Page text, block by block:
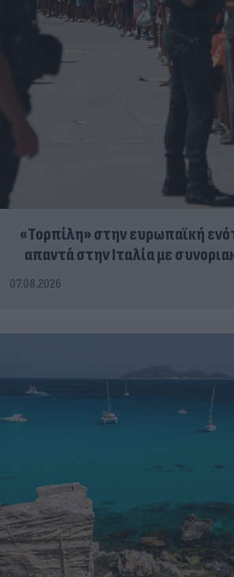
«Τορπίλη» στην ευρωπαϊκή
απαντά στην Ιταλία με
07.08.2026